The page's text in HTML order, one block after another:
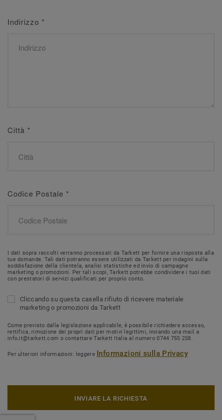
Indirizzo *
Città *
Codice Postale *
I dati sopra raccolti verranno processati da Tarkett per fornire una risposta alla
tue domande. Tali dati potranno essere utilizzati da Tarkett per indagini sulla
soddisfazione della clientela, analisi statistiche ed invio di campagne
marketing o promozioni. Per tali scopi, Tarkett potrebbe condividere i tuoi dati
con prestatori di servizi qualificati per proprio conto.
Cliccando su questa casella rifiuto di ricevere materiale
marketing o promozioni da Tarkett
Come previsto dalla legislazione applicabile, è possibile richiedere accesso,
rettifica, rimozione dei propri dati per motivi legittimi, inviando una mail a
info.it@tarkett.com o contattare Tarkett Italia al numero 0744 755 258.
Per ulteriori informazioni: leggere Informazioni sulla Privacy
INVIARE LA RICHIESTA